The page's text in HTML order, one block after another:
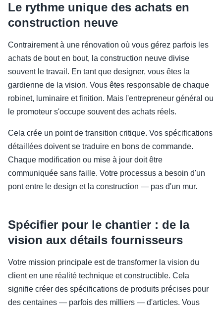
Le rythme unique des achats en
construction neuve
Contrairement à une rénovation où vous gérez parfois les
achats de bout en bout, la construction neuve divise
souvent le travail. En tant que designer, vous êtes la
gardienne de la vision. Vous êtes responsable de chaque
robinet, luminaire et finition. Mais l'entrepreneur général ou
le promoteur s'occupe souvent des achats réels.
Cela crée un point de transition critique. Vos spécifications
détaillées doivent se traduire en bons de commande.
Chaque modification ou mise à jour doit être
communiquée sans faille. Votre processus a besoin d'un
pont entre le design et la construction — pas d'un mur.
Spécifier pour le chantier : de la
vision aux détails fournisseurs
Votre mission principale est de transformer la vision du
client en une réalité technique et constructible. Cela
signifie créer des spécifications de produits précises pour
des centaines — parfois des milliers — d'articles. Vous